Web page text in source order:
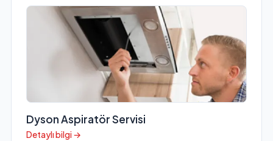
Dyson Aspiratör Servisi
Detaylı bilgi →